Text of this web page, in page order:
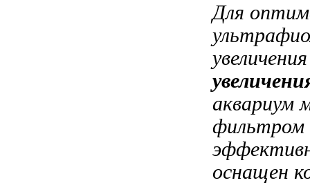
Для
фильтром
оснащен